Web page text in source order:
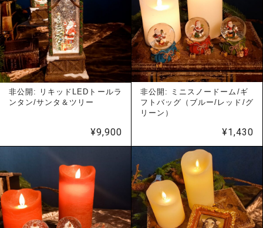
非公開: リキッドLEDトールラ
ンタン/サンタ＆ツリー
¥9,900
非公開: ミニスノードーム/ギ
フトバッグ（ブルー/レッド/グ
リーン）
¥1,430